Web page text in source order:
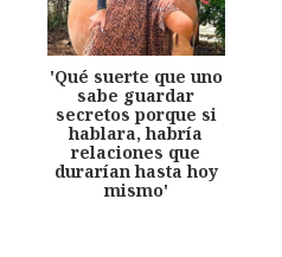
'Qué suerte que uno
sabe guardar
secretos porque si
hablara, habría
relaciones que
durarían hasta hoy
mismo'